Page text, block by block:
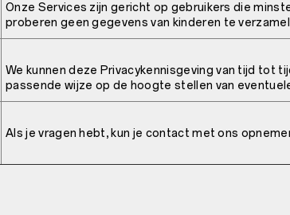
Onze Services zijn gericht op gebruikers die
proberen geen gegevens van kinderen te
We kunnen deze Privacykennisgeving van tijd tot
passende wijze op de hoogte stellen van
Als je vragen hebt, kun je contact met ons